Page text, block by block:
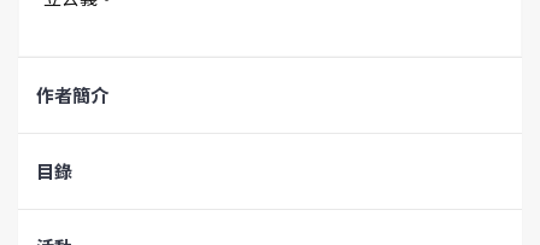
作者簡介
目錄